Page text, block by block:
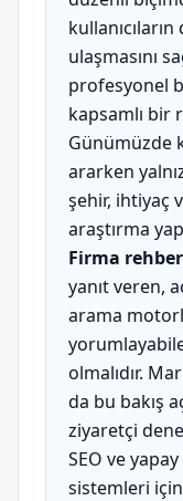
ulaşmasını
profesyonel
kapsamlı bir
Günümüzde
ararken
şehir, ihtiyaç
araştırma
Firma
yanıt veren,
arama
olmalıdır.
da bu bakış
ziyaretçi
SEO ve
sistemleri